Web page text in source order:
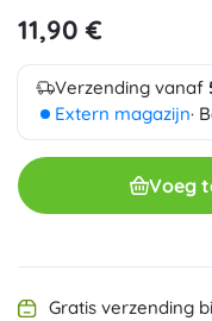
11,90 €
Verzending vanaf
Extern magazijn·
Voeg
Gratis verzending